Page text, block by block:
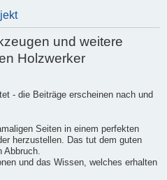
und weitere
Holzwerker
- die Beiträge erscheinen nach und
Seiten in einem perfekten
herzustellen. Das tut dem guten
Abbruch.
und das Wissen, welches erhalten